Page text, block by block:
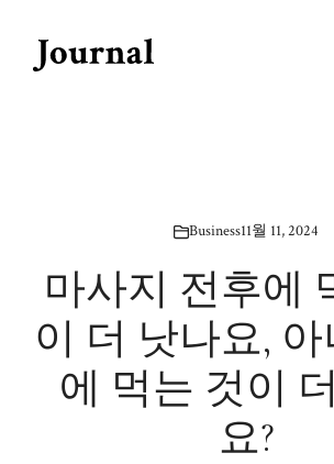
content
Business11월 11, 2024
마사지 전후에
이 더 낫나요,
에 먹는 것이
요?